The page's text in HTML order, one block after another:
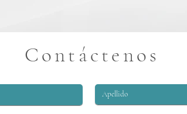
NO SE ESPERA QUE LA
ACTUALIZACIÓN DE LOS
Contáctenos